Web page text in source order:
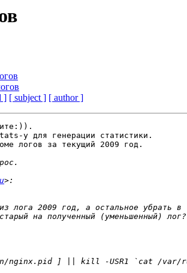
] [ subject ] [ author ]
у для генерации статистики.
логов за текущий 2009 год.